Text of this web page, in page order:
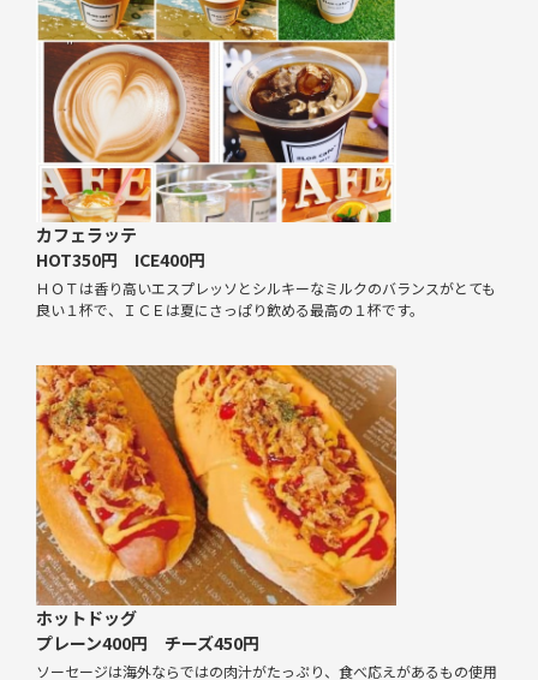
カフェラッテ
HOT350円 ICE400円
ＨＯＴは香り高いエスプレッソとシルキーなミルクのバランスがとても
良い１杯で、ＩＣＥは夏にさっぱり飲める最高の１杯です。
ホットドッグ
プレーン400円 チーズ450円
ソーセージは海外ならではの肉汁がたっぷり、食べ応えがあるもの使用